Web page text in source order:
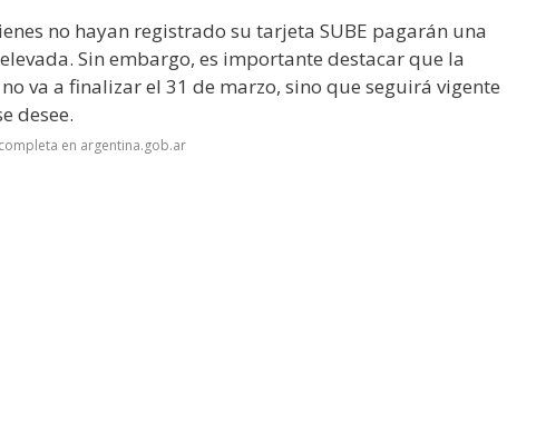
no hayan registrado su tarjeta SUBE pagarán una
Sin embargo, es importante destacar que la
va a finalizar el 31 de marzo, sino que seguirá vigente
desee.
en argentina.gob.ar